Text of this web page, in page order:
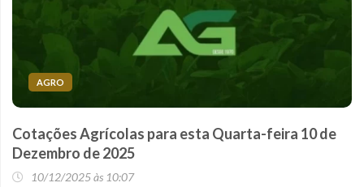
AGRO
Cotações Agrícolas para esta Quarta-feira 10 de
Dezembro de 2025
10/12/2025 às 10:07